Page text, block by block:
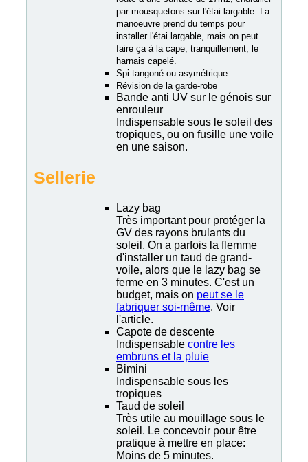
par mousquetons sur l'étai largable. La
manoeuvre prend du temps pour
installer l'étai largable, mais on peut
faire ça à la cape, tranquillement, le
harnais capelé.
Spi tangoné ou asymétrique
Révision de la garde-robe
Bande anti UV sur le génois sur
enrouleur
Indispensable sous le soleil des
tropiques, ou on fusille une voile
en une saison.
Sellerie
Lazy bag
Très important pour protéger la
GV des rayons brulants du
soleil. On a parfois la flemme
d'installer un taud de grand-
voile, alors que le lazy bag se
ferme en 3 minutes. C'est un
budget, mais on peut se le
fabriquer soi-même. Voir
l'article.
Capote de descente
Indispensable contre les
embruns et la pluie
Bimini
Indispensable sous les
tropiques
Taud de soleil
Très utile au mouillage sous le
soleil. Le concevoir pour être
pratique à mettre en place:
Moins de 5 minutes.